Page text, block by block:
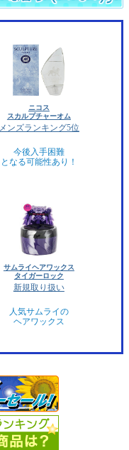
ニコス
スカルプチャーオム
メンズランキング5位
今後入手困難
となる可能性あり！
サムライヘアワックス
タイガーロック
新規取り扱い
人気サムライの
ヘアワックス